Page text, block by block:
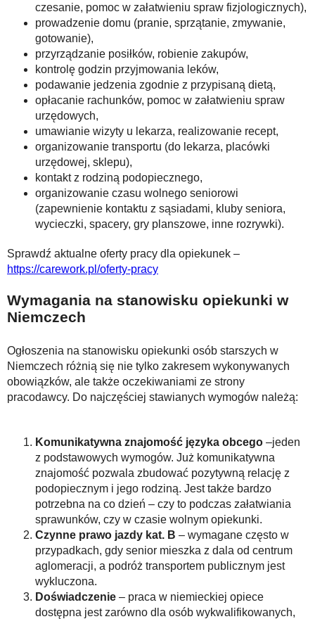
czesanie, pomoc w załatwieniu spraw fizjologicznych),
prowadzenie domu (pranie, sprzątanie, zmywanie,
gotowanie),
przyrządzanie posiłków, robienie zakupów,
kontrolę godzin przyjmowania leków,
podawanie jedzenia zgodnie z przypisaną dietą,
opłacanie rachunków, pomoc w załatwieniu spraw
urzędowych,
umawianie wizyty u lekarza, realizowanie recept,
organizowanie transportu (do lekarza, placówki
urzędowej, sklepu),
kontakt z rodziną podopiecznego,
organizowanie czasu wolnego seniorowi
(zapewnienie kontaktu z sąsiadami, kluby seniora,
wycieczki, spacery, gry planszowe, inne rozrywki).
Sprawdź aktualne oferty pracy dla opiekunek –
https://carework.pl/oferty-pracy
Wymagania na stanowisku opiekunki w
Niemczech
Ogłoszenia na stanowisku opiekunki osób starszych w
Niemczech różnią się nie tylko zakresem wykonywanych
obowiązków, ale także oczekiwaniami ze strony
pracodawcy. Do najczęściej stawianych wymogów należą:
Komunikatywna znajomość języka obcego –jeden
z podstawowych wymogów. Już komunikatywna
znajomość pozwala zbudować pozytywną relację z
podopiecznym i jego rodziną. Jest także bardzo
potrzebna na co dzień – czy to podczas załatwiania
sprawunków, czy w czasie wolnym opiekunki.
Czynne prawo jazdy kat. B – wymagane często w
przypadkach, gdy senior mieszka z dala od centrum
aglomeracji, a podróż transportem publicznym jest
wykluczona.
Doświadczenie – praca w niemieckiej opiece
dostępna jest zarówno dla osób wykwalifikowanych,